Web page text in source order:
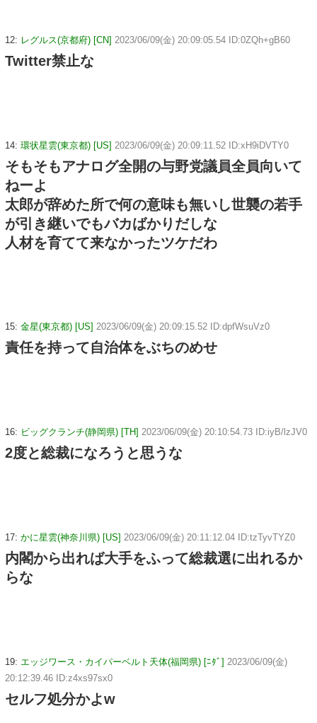
12: レグルス(京都府) [CN] 2023/06/09(金) 20:09:05.54 ID:0ZQh+gB60
Twitter禁止な
14: 環状星雲(東京都) [US] 2023/06/09(金) 20:09:11.52 ID:xH9iDVTY0
そもそもアナログ全開の与野党議員全員向いて
ねーよ
太郎が辞めた所で何の意味も無いし世襲の若手
が引き継いでもバカばかりだしな
人材を育てて来なかったツケだわ
15: 金星(東京都) [US] 2023/06/09(金) 20:09:15.52 ID:dpfWsuVz0
責任を持って自治体をぶちのめせ
16: ビッグクランチ(静岡県) [TH] 2023/06/09(金) 20:10:54.73 ID:iyB/lzJV0
2度と総裁になろうと思うな
17: かに星雲(神奈川県) [US] 2023/06/09(金) 20:11:12.04 ID:tzTyvTYZ0
内閣から出れば大手をふって総裁選に出れるか
らな
19: エッジワース・カイパーベルト天体(福岡県) [ﾆﾀﾞ] 2023/06/09(金)
20:12:39.46 ID:z4xs97sx0
セルフ処分かよw